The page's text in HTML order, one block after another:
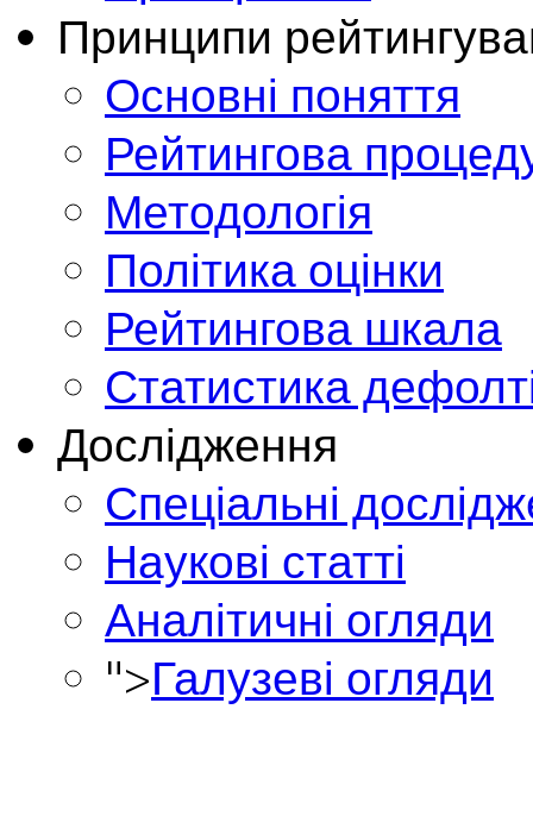
Принципи
Основні поняття
Рейтингова
Методологія
Політика оцінки
Рейтингова шкала
Статистика
Дослідження
Спеціальні
Наукові статті
Аналітичні огляди
">Галузеві огляди